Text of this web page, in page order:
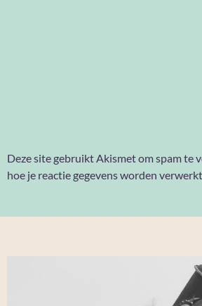
Deze site gebruikt Akismet om spam te
hoe je reactie gegevens worden verwerkt